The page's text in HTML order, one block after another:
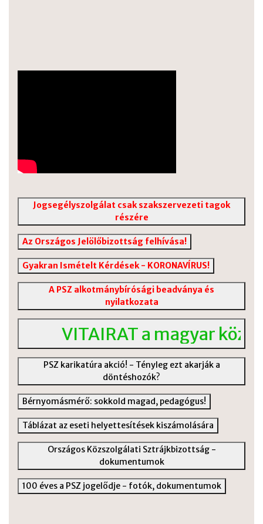
Jogsegélyszolgálat csak szakszervezeti tagok
részére
Az Országos Jelölőbizottság felhívása!
Gyakran Ismételt Kérdések - KORONAVÍRUS!
A PSZ alkotmánybírósági beadványa és
nyilatkozata
VITAIRAT a magyar
PSZ karikatúra akció! - Tényleg ezt akarják a
döntéshozók?
Bérnyomásmérő: sokkold magad, pedagógus!
Táblázat az eseti helyettesítések kiszámolására
Országos Közszolgálati Sztrájkbizottság -
dokumentumok
100 éves a PSZ jogelődje - fotók, dokumentumok